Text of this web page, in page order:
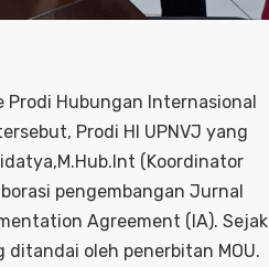
Prodi Hubungan Internasional
Prodi HI UPNVJ yang
(Koordinator
pengembangan Jurnal
Agreement (IA). Sejak
ditandai oleh penerbitan MOU.